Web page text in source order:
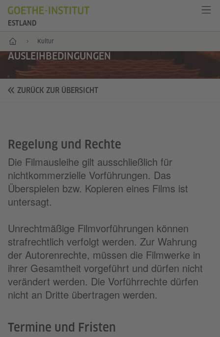
ESTLAND
Start Kultur
AUSLEIHBEDINGUNGEN
ZURÜCK ZUR ÜBERSICHT
Regelung und Rechte
Die Filmausleihe gilt ausschließlich für
nichtkommerzielle Vorführungen. Das
Überspielen bzw. Kopieren eines Films ist
untersagt.
Unrechtmäßige Filmvorführungen können
strafrechtlich verfolgt werden. Zur Wahrung
der Autorenrechte, müssen die Filmwerke in
ihrer Gesamtheit vorgeführt und dürfen nicht
verändert werden. Die Vorführrechte dürfen
nicht an Dritte übertragen werden.
Termine und Fristen